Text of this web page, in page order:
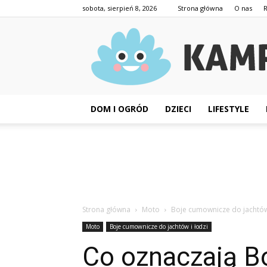
sobota, sierpień 8, 2026 Strona główna O nas
DOM I OGRÓD DZIECI LIFESTYLE
Strona główna Moto Boje cumownicze do
Moto Boje cumownicze do jachtów i łodzi
Co oznaczają